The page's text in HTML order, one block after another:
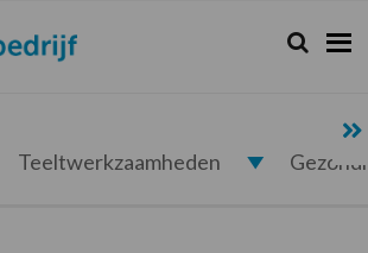
Zoeken...
Zoek
Teeltwerkzaamheden